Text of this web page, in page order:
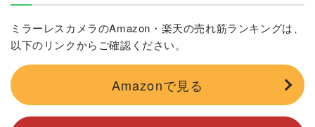
ミラーレスカメラのAmazon・楽天の売れ筋ランキングは、
以下のリンクからご確認ください。
Amazonで見る